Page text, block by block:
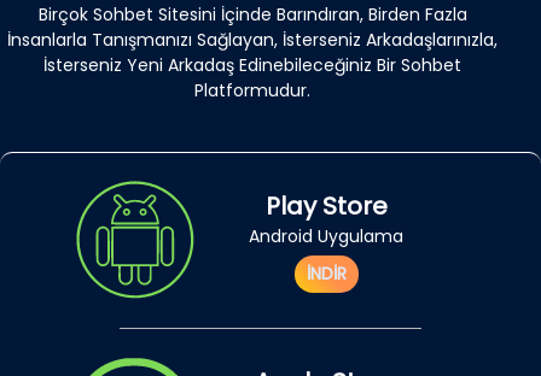
Birçok Sohbet Sitesini İçinde Barındıran, Birden Fazla
İnsanlarla Tanışmanızı Sağlayan, İsterseniz Arkadaşlarınızla,
İsterseniz Yeni Arkadaş Edinebileceğiniz Bir Sohbet
Platformudur.
Play Store
Android Uygulama
İNDİR